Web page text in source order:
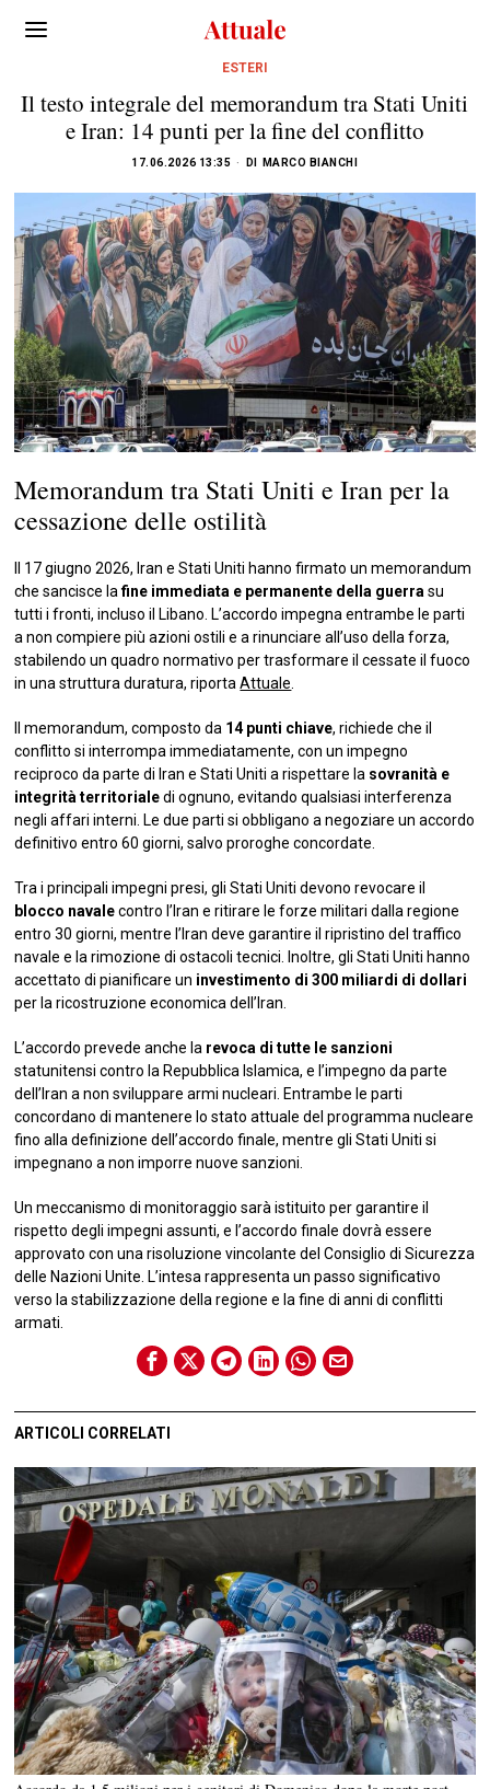
ESTERI
Il testo integrale del memorandum tra Stati Uniti
e Iran: 14 punti per la fine del conflitto
17.06.2026 13:35 DI MARCO BIANCHI
Memorandum tra Stati Uniti e Iran per la
cessazione delle ostilità
Il 17 giugno 2026, Iran e Stati Uniti hanno firmato un memorandum
che sancisce lafine immediata e permanente della guerra su
tutti i fronti, incluso il Libano. L’accordo impegna entrambe le parti
a non compiere più azioni ostili e a rinunciare all’uso della forza,
stabilendo un quadro normativo per trasformare il cessate il fuoco
in una struttura duratura, riportaAttuale
Il memorandum, composto da 14 punti chiave, richiede che il
conflitto si interrompa immediatamente, con un impegno
reciproco da parte di Iran e Stati Uniti a rispettare la sovranità e
integrità territorialedi ognuno, evitando qualsiasi interferenza
negli affari interni. Le due parti si obbligano a negoziare un accordo
definitivo entro 60 giorni, salvo proroghe concordate.
Tra i principali impegni presi, gli Stati Uniti devono revocare il
blocco navalecontro l’Iran e ritirare le forze militari dalla regione
entro 30 giorni, mentre l’Iran deve garantire il ripristino del traffico
navale e la rimozione di ostacoli tecnici. Inoltre, gli Stati Uniti hanno
accettato di pianificare un investimento di 300 miliardi di dollari
per la ricostruzione economica dell’Iran.
L’accordo prevede anche la revoca di tutte le sanzioni
statunitensi contro la Repubblica Islamica, e l’impegno da parte
dell’Iran a non sviluppare armi nucleari. Entrambe le parti
concordano di mantenere lo stato attuale del programma nucleare
fino alla definizione dell’accordo finale, mentre gli Stati Uniti si
impegnano a non imporre nuove sanzioni.
Un meccanismo di monitoraggio sarà istituito per garantire il
rispetto degli impegni assunti, e l’accordo finale dovrà essere
approvato con una risoluzione vincolante del Consiglio di Sicurezza
delle Nazioni Unite. L’intesa rappresenta un passo significativo
verso la stabilizzazione della regione e la fine di anni di conflitti
armati.
ARTICOLI CORRELATI